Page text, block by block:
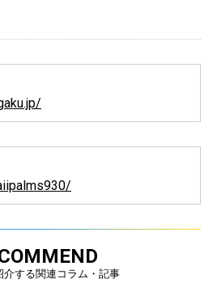
介する関連コラム・記事